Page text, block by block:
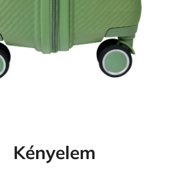
Kényelem